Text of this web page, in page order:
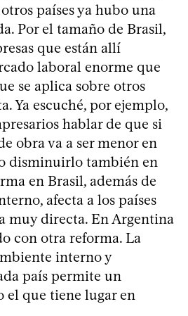
países ya hubo una
Por el tamaño de Brasil,
que están allí
laboral enorme que
se aplica sobre otros
Ya escuché, por ejemplo,
hablar de que si
obra va a ser menor en
disminuirlo también en
en Brasil, además de
afecta a los países
muy directa. En Argentina
con otra reforma. La
interno y
país permite un
el que tiene lugar en